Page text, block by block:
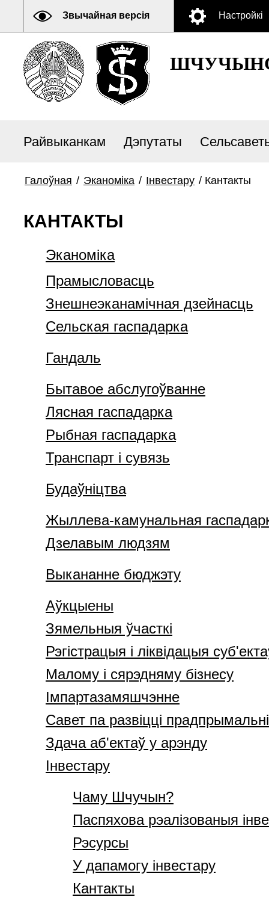
Звычайная версія Настройкі
Райвыканкам Дэпутаты
Галоўная / Эканоміка / Інвестару / Кантакты
КАНТАКТЫ
Эканоміка
Прамысловасць
Знешнеэканамічная дзейнасць
Сельская гаспадарка
Гандаль
Бытавое абслугоўванне
Лясная гаспадарка
Рыбная гаспадарка
Транспарт і сувязь
Будаўніцтва
Жыллева-камунальная
Дзелавым людзям
Выкананне бюджэту
Аўкцыены
Зямельныя ўчасткі
Рэгістрацыя і ліквідацыя
Малому і сярэдняму бізнесу
Імпартазамяшчэнне
Савет па развіцці
Здача аб'ектаў у арэнду
Інвестару
Чаму Шчучын?
Паспяхова рэалізованыя
Рэсурсы
У дапамогу інвестару
Кантакты